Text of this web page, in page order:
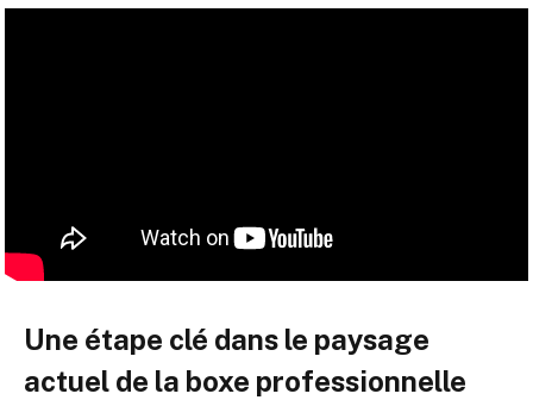
Une étape clé dans le paysage
actuel de la boxe professionnelle